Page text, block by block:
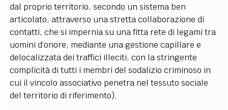
dal proprio territorio, secondo un sistema ben
articolato, attraverso una stretta collaborazione di
contatti, che si impernia su una fitta rete di legami tra
uomini d’onore, mediante una gestione capillare e
delocalizzata dei traffici illeciti, con la stringente
complicità di tutti i membri del sodalizio criminoso in
cui il vincolo associativo penetra nel tessuto sociale
del territorio di riferimento).